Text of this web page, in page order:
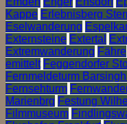
Kappe Erlebnisberg
Eselwanderung
Externsteine Extertal
Extremwanderung Fähre
emittelt Feggendorfer
Fernmeldeturm
Fernsehturm
Marienbrg Festung
Filmmuseum